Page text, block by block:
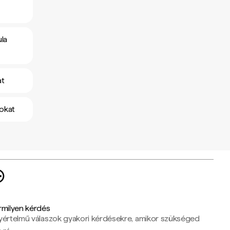
kérdés
válaszok gyakori kérdésekre, amikor szükséged